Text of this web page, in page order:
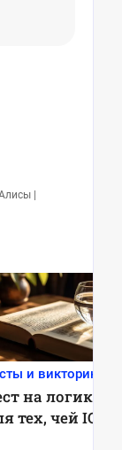
|
и викторины
на логику: 7
тех, чей IQ